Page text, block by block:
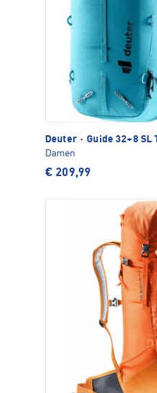
Deuter · Guide 32+8 SL
Damen
€ 209,99